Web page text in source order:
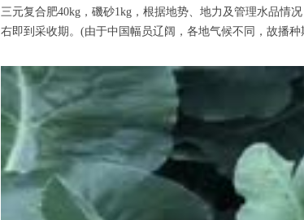
三元复合肥40kg，磯砂1kg，根据地势、地力及管理水品情
右即到采收期。(由于中国幅员辽阔，各地气候不同，故播